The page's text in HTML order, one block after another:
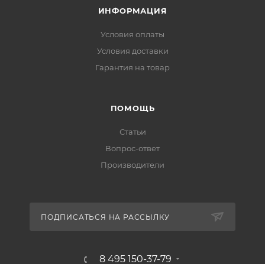
ИНФОРМАЦИЯ
Условия оплаты
Условия доставки
Гарантия на товар
ПОМОЩЬ
Статьи
Вопрос-ответ
Производители
ПОДПИСАТЬСЯ НА РАССЫЛКУ
8 495 150-37-79